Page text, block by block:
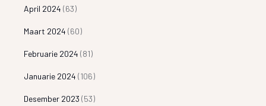
April 2024 (63)
Maart 2024 (60)
Februarie 2024 (81)
Januarie 2024 (106)
Desember 2023 (53)